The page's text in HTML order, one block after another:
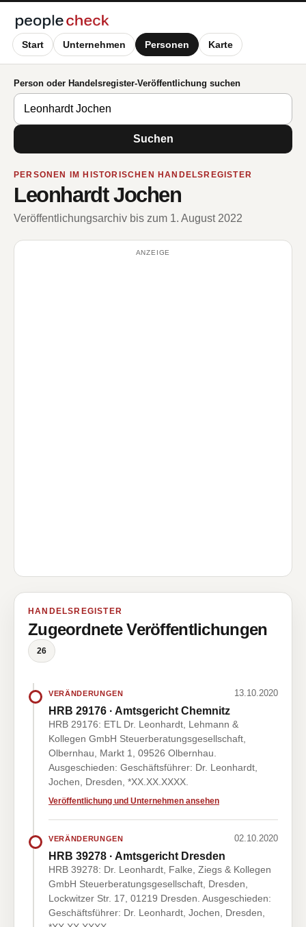
Start Unternehmen Personen Karte
Person oder Handelsregister-Veröffentlichung suchen
Suchen
PERSONEN IM HISTORISCHEN HANDELSREGISTER
Leonhardt Jochen
Veröffentlichungsarchiv bis zum 1. August 2022
ANZEIGE
HANDELSREGISTER
Zugeordnete Veröffentlichungen
26
VERÄNDERUNGEN 13.10.2020
HRB 29176 · Amtsgericht Chemnitz
HRB 29176: ETL Dr. Leonhardt, Lehmann &
Kollegen GmbH Steuerberatungsgesellschaft,
Olbernhau, Markt 1, 09526 Olbernhau.
Ausgeschieden: Geschäftsführer: Dr. Leonhardt,
Jochen, Dresden, *XX.XX.XXXX.
Veröffentlichung und Unternehmen ansehen
VERÄNDERUNGEN 02.10.2020
HRB 39278 · Amtsgericht Dresden
HRB 39278: Dr. Leonhardt, Falke, Ziegs & Kollegen
GmbH Steuerberatungsgesellschaft, Dresden,
Lockwitzer Str. 17, 01219 Dresden. Ausgeschieden:
Geschäftsführer: Dr. Leonhardt, Jochen, Dresden,